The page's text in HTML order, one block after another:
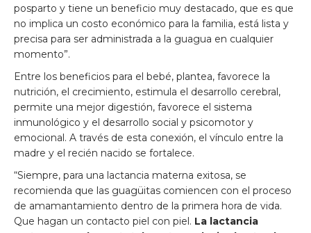
posparto y tiene un beneficio muy destacado, que es que
no implica un costo económico para la familia, está lista y
precisa para ser administrada a la guagua en cualquier
momento”.
Entre los beneficios para el bebé, plantea, favorece la
nutrición, el crecimiento, estimula el desarrollo cerebral,
permite una mejor digestión, favorece el sistema
inmunológico y el desarrollo social y psicomotor y
emocional. A través de esta conexión, el vínculo entre la
madre y el recién nacido se fortalece.
“Siempre, para una lactancia materna exitosa, se
recomienda que las guagüitas comiencen con el proceso
de amamantamiento dentro de la primera hora de vida.
Que hagan un contacto piel con piel. La lactancia